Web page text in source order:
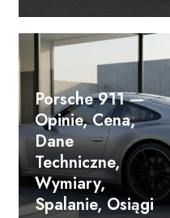
Porsche 911 —
Opinie, Cena,
Dane
Techniczne,
Wymiary,
Spalanie, Osiągi